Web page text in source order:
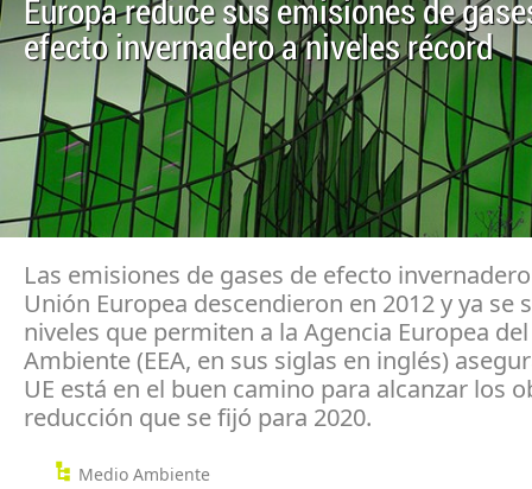
Europa reduce sus emisiones de
efecto invernadero a niveles récord
Las emisiones de gases de efecto
Unión Europea descendieron en 2012 y ya se
niveles que permiten a la Agencia Europea
Ambiente (EEA, en sus siglas en inglés)
UE está en el buen camino para alcanzar los
reducción que se fijó para 2020.
Medio Ambiente